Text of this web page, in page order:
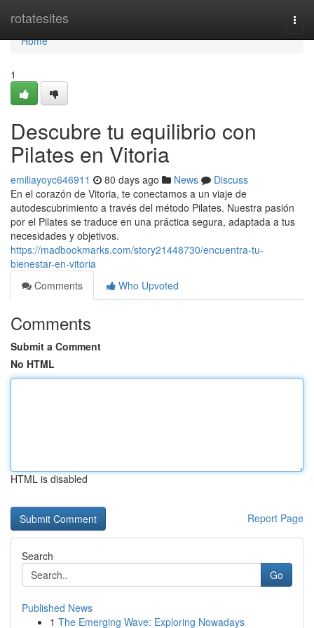
rotatesites
Home
Home
1
Descubre tu equilibrio con
Pilates en Vitoria
emiliayoyc646911 80 days ago News
Discuss
En el corazón de Vitoria, te conectamos a un viaje de
autodescubrimiento a través del método Pilates. Nuestra pasión
por el Pilates se traduce en una práctica segura, adaptada a tus
necesidades y objetivos.
https://madbookmarks.com/story21448730/encuentra-tu-
bienestar-en-vitoria
Comments
Who Upvoted
Comments
Submit a Comment
No HTML
HTML is disabled
Report Page
Search
Go
Published News
1 The Emerging Wave: Exploring Nowadays